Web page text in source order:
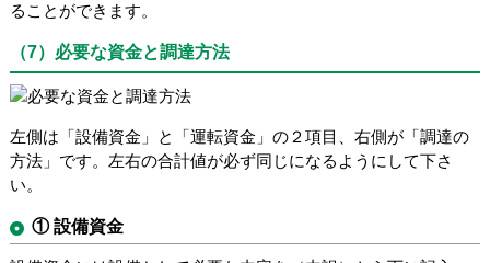
ることができます。
（7）必要な資金と調達方法
左側は「設備資金」と「運転資金」の２項目、右側が「調達の
方法」です。左右の合計値が必ず同じになるようにして下さ
い。
① 設備資金